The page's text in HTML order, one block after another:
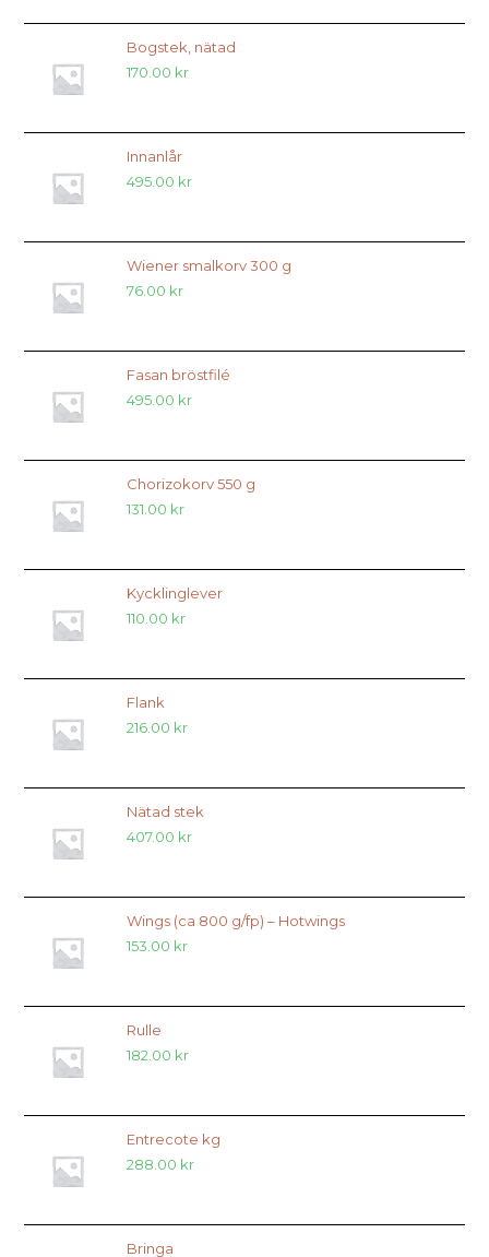
Bogstek, nätad
170.00 kr
Innanlår
495.00 kr
Wiener smalkorv 300 g
76.00 kr
Fasan bröstfilé
495.00 kr
Chorizokorv 550 g
131.00 kr
Kycklinglever
110.00 kr
Flank
216.00 kr
Nätad stek
407.00 kr
Wings (ca 800 g/fp) – Hotwings
153.00 kr
Rulle
182.00 kr
Entrecote kg
288.00 kr
Bringa